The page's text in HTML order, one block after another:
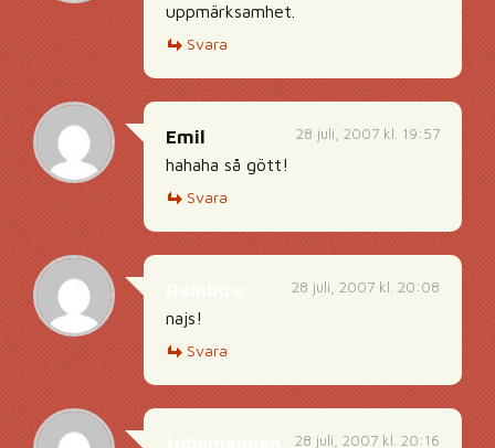
uppmärksamhet.
Svara
28 juli, 2007 kl. 19:57
Emil
hahaha så gött!
Svara
28 juli, 2007 kl. 20:08
najs!
Svara
28 juli, 2007 kl. 20:16